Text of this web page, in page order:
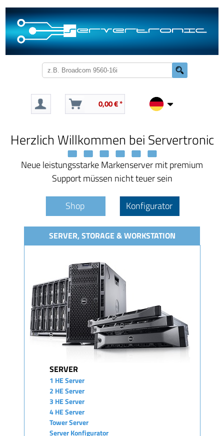
0,00 € *
Herzlich Willkommen bei Servertronic
Neue leistungsstarke Markenserver mit premium
Support müssen nicht teuer sein
Shop Konfigurator
SERVER, STORAGE & WORKSTATION
SERVER
1 HE Server
2 HE Server
3 HE Server
4 HE Server
Tower Server
Server Konfigurator